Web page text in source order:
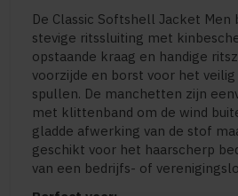
De Classic Softshell Jacket Men
stevige ritssluiting met
opstaande kraag en handige
voorzijde en borst voor het
spullen. De manchetten zijn
met klittenband om de wind
gladde afwerking van de stof
geschikt voor het haarscherp
van een bedrijfs- of